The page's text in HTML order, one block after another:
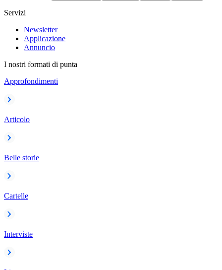
Servizi
Newsletter
Applicazione
Annuncio
I nostri formati di punta
Approfondimenti
Articolo
Belle storie
Cartelle
Interviste